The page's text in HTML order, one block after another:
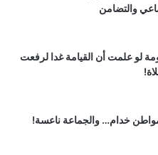
والتضامن
لو علمت أن القيامة غدا لرفعت
خدام… والجماعة ناعسة!